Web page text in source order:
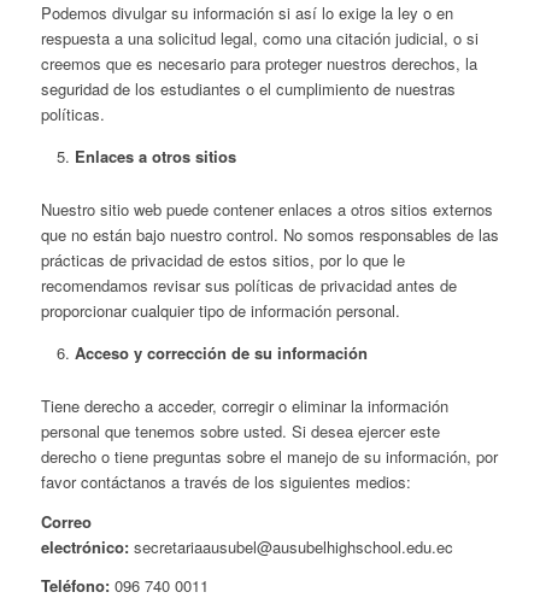
Podemos divulgar su información si así lo exige la ley o en
respuesta a una solicitud legal, como una citación judicial, o si
creemos que es necesario para proteger nuestros derechos, la
seguridad de los estudiantes o el cumplimiento de nuestras
políticas.
Enlaces a otros sitios
Nuestro sitio web puede contener enlaces a otros sitios externos
que no están bajo nuestro control. No somos responsables de las
prácticas de privacidad de estos sitios, por lo que le
recomendamos revisar sus políticas de privacidad antes de
proporcionar cualquier tipo de información personal.
Acceso y corrección de su información
Tiene derecho a acceder, corregir o eliminar la información
personal que tenemos sobre usted. Si desea ejercer este
derecho o tiene preguntas sobre el manejo de su información, por
favor contáctanos a través de los siguientes medios:
Correo
electrónico:secretariaausubel@ausubelhighschool.edu.ec
Teléfono:096 740 0011